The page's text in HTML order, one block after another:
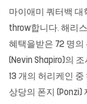
마이애미 쿼터백 대
throw합니다. 해리
혜택을받은 72 명의
(Nevin Shapiro)의
13 개의 허리케인
상당의 폰지 (Ponzi)